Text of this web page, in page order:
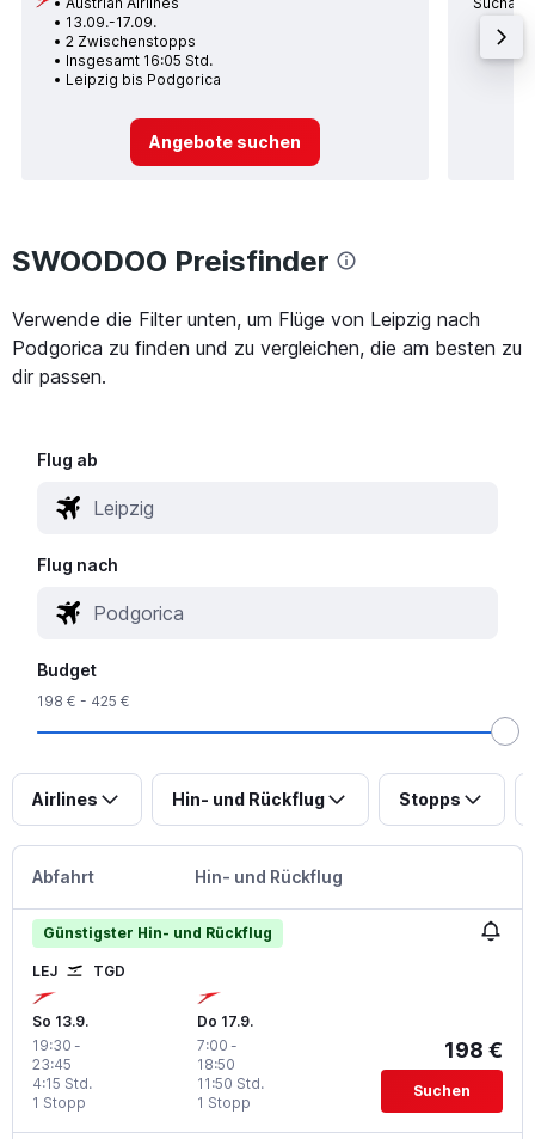
13.09.-17.09.
2 Zwischenstopps
Insgesamt 16:05 Std.
Leipzig bis Podgorica
Angebote suchen
SWOODOO Preisfinder
Verwende die Filter unten, um Flüge von Leipzig nach
Podgorica zu finden und zu vergleichen, die am besten zu
dir passen.
Flug ab
Flug nach
Budget
198 € - 425 €
Airlines Hin- und Rückflug Stopps
Abfahrt Hin- und Rückflug
Günstigster Hin- und Rückflug
LEJ TGD
So 13.9.
19:30 -
23:45
1 Stopp
4:15 Std.
Do 17.9.
7:00 -
18:50
1 Stopp
11:50 Std.
198 €
Suchen